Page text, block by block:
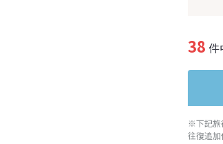
38 件
※下記旅
往復追